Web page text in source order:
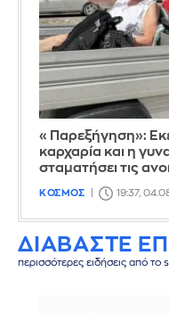
«Παρεξήγηση»:
καρχαρία και η
σταματήσει τις
ΚΟΣΜΟΣ 19:37,
ΔΙΑΒΑΣΤΕ
περισσότερες ειδήσεις από το